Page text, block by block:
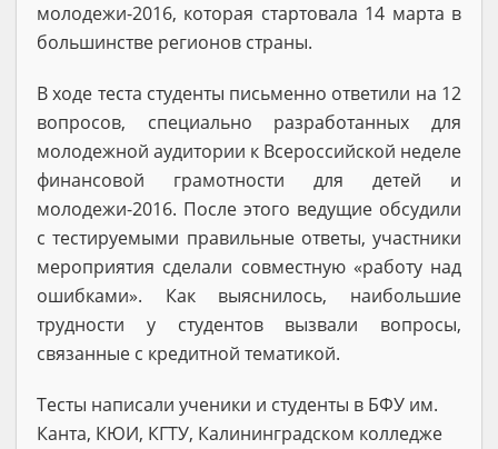
молодежи-2016, которая стартовала 14 марта в
большинстве регионов страны.
В ходе теста студенты письменно ответили на 12
вопросов, специально разработанных для
молодежной аудитории к Всероссийской неделе
финансовой грамотности для детей и
молодежи-2016. После этого ведущие обсудили
с тестируемыми правильные ответы, участники
мероприятия сделали совместную «работу над
ошибками». Как выяснилось, наибольшие
трудности у студентов вызвали вопросы,
связанные с кредитной тематикой.
Тесты написали ученики и студенты в БФУ им.
Канта, КЮИ, КГТУ, Калининградском колледже